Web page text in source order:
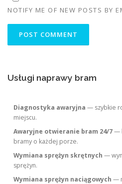
NOTIFY ME OF NEW POSTS BY
Usługi naprawy bram
Diagnostyka awaryjna — szybkie
miejscu.
Awaryjne otwieranie bram 24/7—
bramy o każdej porze.
Wymiana sprężyn skrętnych —
sprężyn.
Wymiana sprężyn naciągowych —